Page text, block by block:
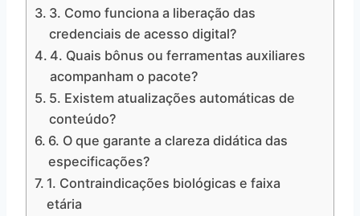
3. Como funciona a liberação das
credenciais de acesso digital?
4. Quais bônus ou ferramentas auxiliares
acompanham o pacote?
5. Existem atualizações automáticas de
conteúdo?
6. O que garante a clareza didática das
especificações?
1. Contraindicações biológicas e faixa
etária